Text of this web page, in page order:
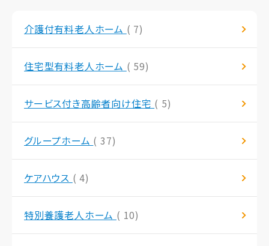
介護付有料老人ホーム ( 7)
住宅型有料老人ホーム ( 59)
サービス付き高齢者向け住宅 ( 5)
グループホーム ( 37)
ケアハウス ( 4)
特別養護老人ホーム ( 10)